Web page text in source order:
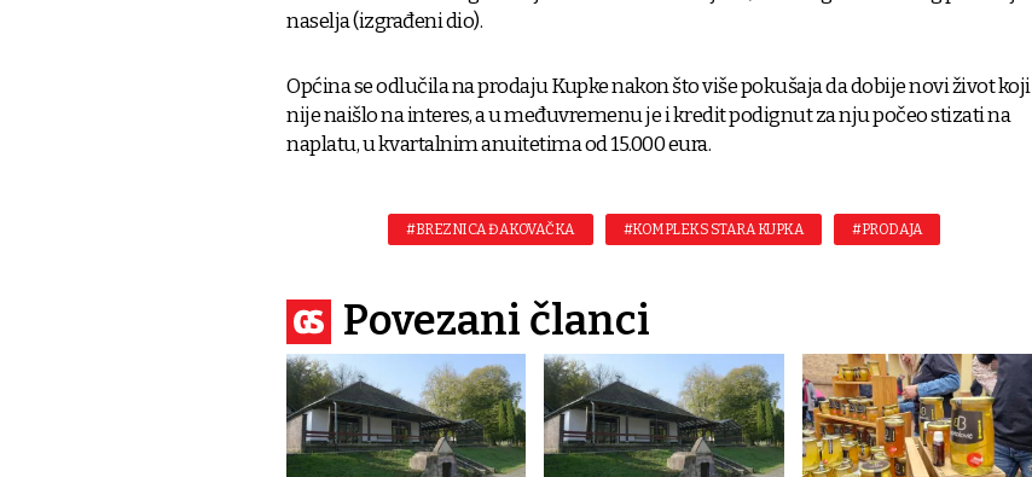
naselja (izgrađeni dio).
Općina se odlučila na prodaju Kupke nakon što više pokušaja da dobije novi život koji
nije naišlo na interes, a u međuvremenu je i kredit podignut za nju počeo stizati na
naplatu, u kvartalnim anuitetima od 15.000 eura.
#BREZNICA ĐAKOVAČKA #KOMPLEKS STARA KUPKA #PRODAJA
Povezani članci